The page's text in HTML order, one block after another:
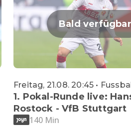
Bald verfügbar
Freitag, 21.08. 20:45 •
1. Pokal-Runde live:
Rostock - VfB Stuttgart
140 Min